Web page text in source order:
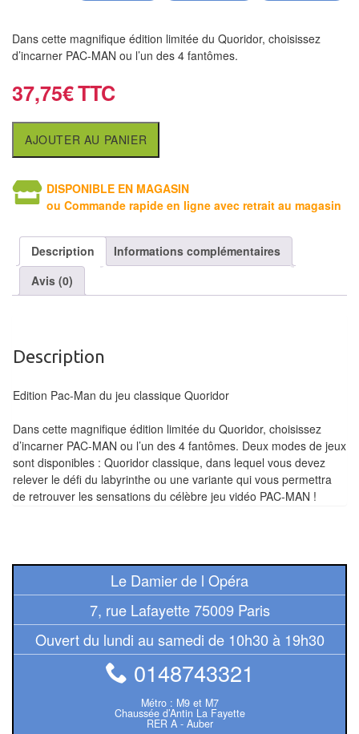
Pendules
pour
aveugles
Logiciels
d'échecs
Livres
en
anglais
Livres
Tables
Accessoires
Jeux
de
société
cartes
Collectionner
(TCG)
Dans cette magnifique édition limitée du Quoridor, choisissez
d’incarner PAC-MAN ou l’un des 4 fantômes.
37,75€
AJOUTER AU PANIER
DISPONIBLE EN MAGASIN
ou Commande rapide en ligne avec retrait au magasin
Description
Informations complémentaires
Avis (0)
Description
Edition Pac-Man du jeu classique Quoridor
Dans cette magnifique édition limitée du Quoridor, choisissez
d’incarner PAC-MAN ou l’un des 4 fantômes. Deux modes de jeux
sont disponibles : Quoridor classique, dans lequel vous devez
relever le défi du labyrinthe ou une variante qui vous permettra
de retrouver les sensations du célèbre jeu vidéo PAC-MAN !
Le Damier de l Opéra
7, rue Lafayette 75009 Paris
Ouvert du lundi au samedi de 10h30 à 19h30
0148743321
Métro : M9 et M7
Chaussée d’Antin La Fayette
RER A - Auber